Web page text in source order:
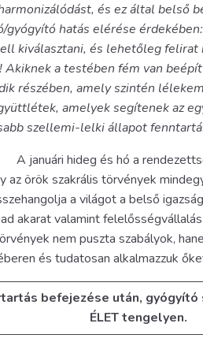
és ez által belső
hatás elérése
kiválasztani, és lehetőleg
a testében fém van
részében, amely szintén
amelyek segítenek az
szellemi-lelki állapot
A januári hideg és hó a
az örök szakrális törvények
a világot a belső
akarat valamint
nem puszta szabályok,
és tudatosan alkalmazzuk
befejezése után,
ÉLET tengelyen.